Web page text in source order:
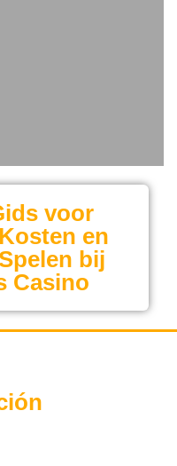
voor
en
bij
Casino